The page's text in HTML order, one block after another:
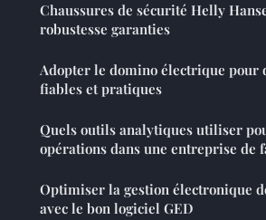
Chaussures de sécurité Helly
robustesse garanties
Adopter le domino électrique pour
fiables et pratiques
Quels outils analytiques utiliser
opérations dans une entreprise de
Optimiser la gestion électronique
avec le bon logiciel GED